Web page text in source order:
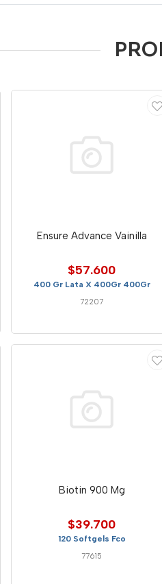
Ensure Advance Vainilla
$57.600
400 Gr Lata X 400Gr 400Gr
72207
Biotin 900 Mg
$39.700
120 Softgels Fco
77615